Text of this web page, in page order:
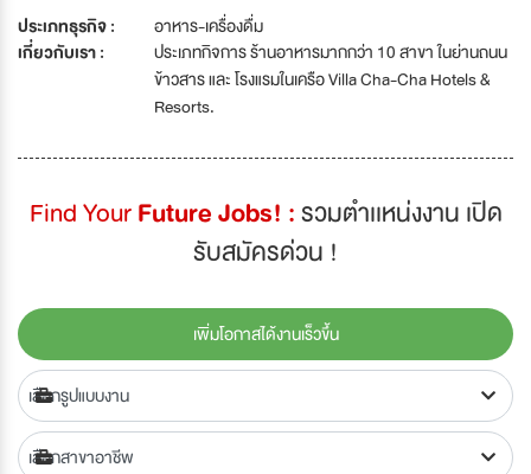
ประเภทธุรกิจ :
อาหาร-เครื่องดื่ม
เกี่ยวกับเรา :
ประเภทกิจการ ร้านอาหารมากกว่า 10 สาขา ในย่านถนน
ข้าวสาร และ โรงแรมในเครือ Villa Cha-Cha Hotels &
Resorts.
Find YourFuture Jobs! :รวมตำเเหน่งงาน เปิด
รับสมัครด่วน !
เพิ่มโอกาสได้งานเร็วขึ้น